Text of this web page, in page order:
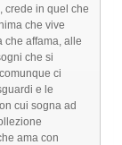
crede in quel che
che vive
che affama, alle
che si
ci
e le
cui sogna ad
ama con